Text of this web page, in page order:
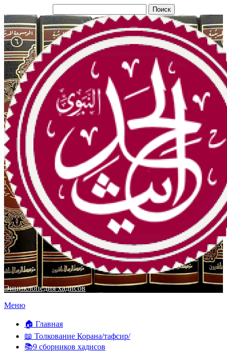
Энциклопедия хадисов
Перейти
содержимому
Меню
🏠 Главная
📖 Толкование Корана/тафсир/
📚9 сборников хадисов